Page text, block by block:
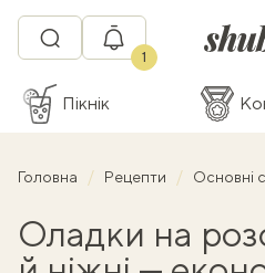
1
Пікнік
Головна Рецепти Основні
Оладки на